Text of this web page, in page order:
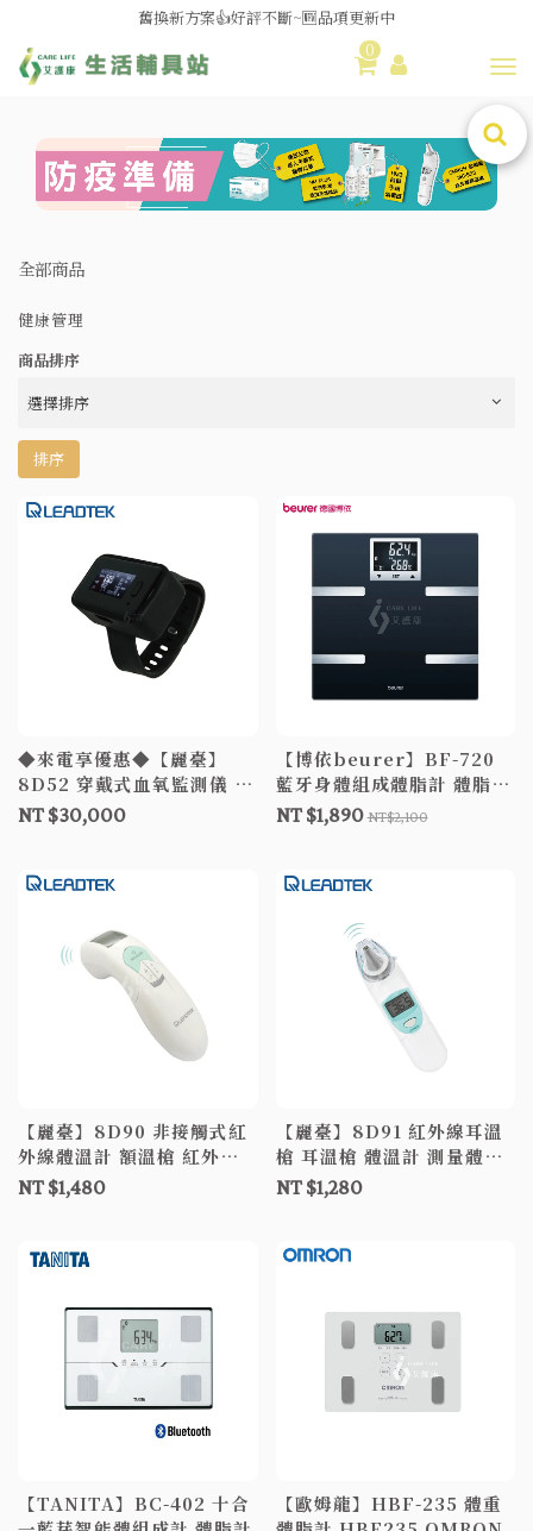
媽媽社團推薦❗歐姆龍NE-U100噴霧器❗躺著噴也👌
舊換新方案👍好評不斷~🆕品項更新中
0
全部商品
健康管理
商品排序
排序
◆來電享優惠◆【麗臺】
8D52 穿戴式血氧監測儀 血
氧機 穿戴式血氧機 血氧偵
測儀
NT $30,000
【博依beurer】BF-720
藍牙身體組成體脂計 體脂計
體脂機 藍芽體脂機
NT $1,890NT$2,100
【麗臺】8D90 非接觸式紅
外線體溫計 額溫槍 紅外線
額溫槍
NT $1,480
【麗臺】8D91 紅外線耳溫
槍 耳溫槍 體溫計 測量體溫
寶寶適用
NT $1,280
【TANITA】BC-402 十合
【歐姆龍】HBF-235 體重